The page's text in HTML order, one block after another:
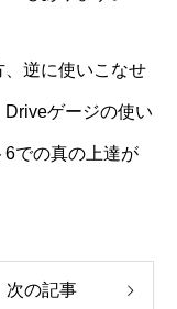
逆に使いこなせ
ゲージの使い
での真の上達が
次の記事